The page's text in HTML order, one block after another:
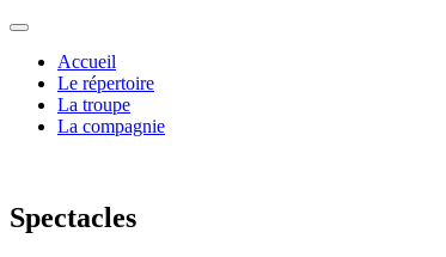
Accueil
Le répertoire
La troupe
La compagnie
Spectacles